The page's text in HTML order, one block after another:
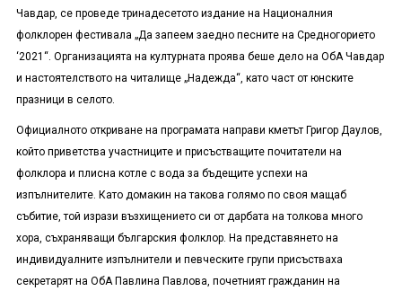
Чавдар, се проведе тринадесетото издание на Националния
фолклорен фестивала „Да запеем заедно песните на Средногорието
‘2021“. Организацията на културната проява беше дело на ОбА Чавдар
и настоятелството на читалище „Надежда“, като част от юнските
празници в селото.
Официалното откриване на програмата направи кметът Григор Даулов,
който приветства участниците и присъстващите почитатели на
фолклора и плисна котле с вода за бъдещите успехи на
изпълнителите. Като домакин на такова голямо по своя мащаб
събитие, той изрази възхищението си от дарбата на толкова много
хора, съхраняващи българския фолклор. На представянето на
индивидуалните изпълнители и певческите групи присъстваха
секретарят на ОбА Павлина Павлова, почетният гражданин на